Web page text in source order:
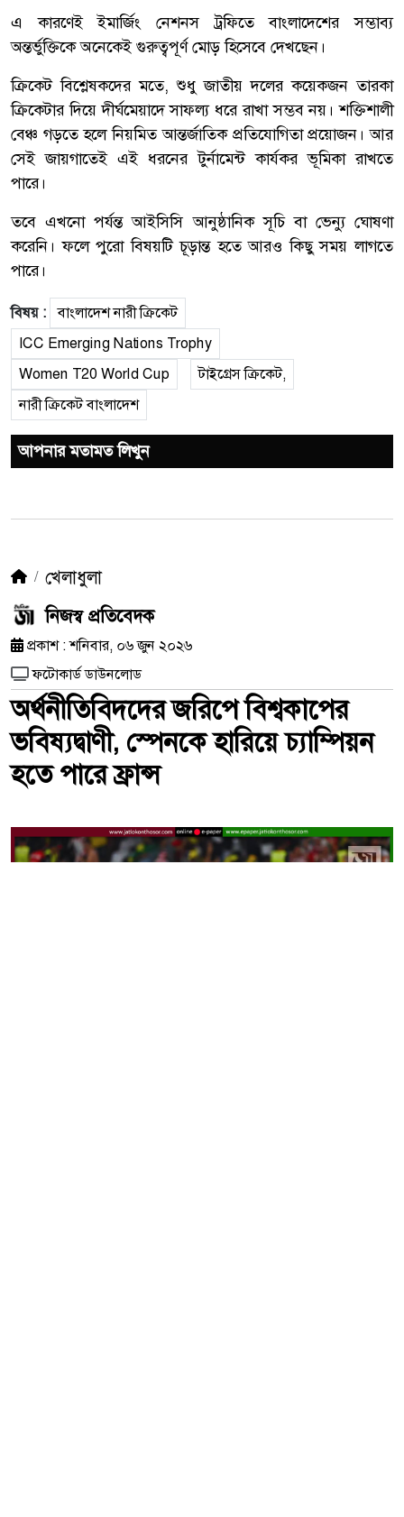
এ কারণেই ইমার্জিং নেশনস ট্রফিতে বাংলাদেশের সম্ভাব্য
অন্তর্ভুক্তিকে অনেকেই গুরুত্বপূর্ণ মোড় হিসেবে দেখছেন।
ক্রিকেট বিশ্লেষকদের মতে, শুধু জাতীয় দলের কয়েকজন তারকা
ক্রিকেটার দিয়ে দীর্ঘমেয়াদে সাফল্য ধরে রাখা সম্ভব নয়। শক্তিশালী
বেঞ্চ গড়তে হলে নিয়মিত আন্তর্জাতিক প্রতিযোগিতা প্রয়োজন। আর
সেই জায়গাতেই এই ধরনের টুর্নামেন্ট কার্যকর ভূমিকা রাখতে
পারে।
তবে এখনো পর্যন্ত আইসিসি আনুষ্ঠানিক সূচি বা ভেন্যু ঘোষণা
করেনি। ফলে পুরো বিষয়টি চূড়ান্ত হতে আরও কিছু সময় লাগতে
পারে।
বিষয় :
বাংলাদেশ নারী ক্রিকেট
ICC Emerging Nations Trophy
Women T20 World Cup
টাইগ্রেস ক্রিকেট,
নারী ক্রিকেট বাংলাদেশ
আপনার মতামত লিখুন
খেলাধুলা
নিজস্ব প্রতিবেদক
প্রকাশ : শনিবার, ০৬ জুন ২০২৬
ফটোকার্ড ডাউনলোড
অর্থনীতিবিদদের জরিপে বিশ্বকাপের
ভবিষ্যদ্বাণী, স্পেনকে হারিয়ে চ্যাম্পিয়ন
হতে পারে ফ্রান্স